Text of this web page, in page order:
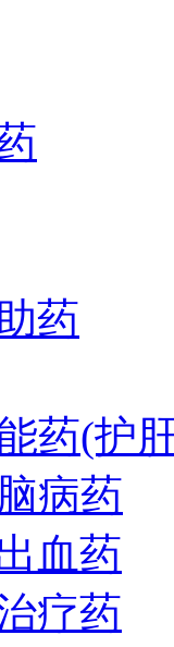
药
药(护
病药
血药
疗药